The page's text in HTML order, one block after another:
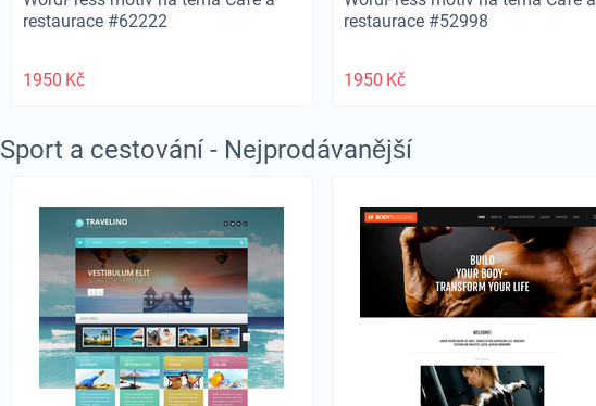
restaurace #62222
1950 Kč
restaurace #52998
1950 Kč
Sport a cestování - Nejprodávanější